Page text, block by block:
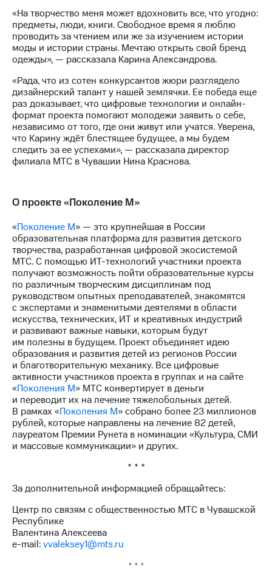
"МТС"
Собрания
акционеров
Личный
кабинет
Акционерный
капитал
Контроль
и
аудит
Рынок
акций
приобретения
выкупа
акций
Дивиденды
Рынок
облигаций
Описание
Еврооблигации-2023
Уведомление
о
погашении
именных
облигаций
Другое
Регистратор
Реквизиты
Контакты
развитие
деловая этика
«На творчество меня может вдохновить все, что угодно:
предметы, люди, книги. Свободное время я люблю
проводить за чтением или же за изучением истории
моды и истории страны. Мечтаю открыть свой бренд
одежды», — рассказала Карина Александрова.
«Рада, что из сотен конкурсантов жюри разглядело
дизайнерский талант у нашей землячки. Ее победа еще
раз доказывает, что цифровые технологии и онлайн-
формат проекта помогают молодежи заявить о себе,
независимо от того, где они живут или учатся. Уверена,
что Карину ждёт блестящее будущее, а мы будем
следить за ее успехами», — рассказала директор
филиала МТС в Чувашии Нина Краснова.
О проекте «Поколение М»
«Поколение М» — это крупнейшая в России
образовательная платформа для развития детского
творчества, разработанная цифровой экосистемой
МТС. С помощью ИТ-технологий участники проекта
получают возможность пойти образовательные курсы
по различным творческим дисциплинам под
руководством опытных преподавателей, знакомятся
с экспертами и знаменитыми деятелями в области
искусства, технических, ИТ и креативных индустрий
и развивают важные навыки, которым будут
им полезны в будущем. Проект объединяет идею
образования и развития детей из регионов России
и благотворительную механику. Все цифровые
активности участников проекта в группах и на сайте
«Поколения М» МТС конвертирует в деньги
и переводит их на лечение тяжелобольных детей.
В рамках «Поколения М» собрано более 23 миллионов
рублей, которые направлены на лечение 82 детей,
лауреатом Премии Рунета в номинации «Культура, СМИ
и массовые коммуникации» и других.
* * *
За дополнительной информацией обращайтесь:
Центр по связям с общественностью МТС в Чувашской
Республике
Валентина Алексеева
e-mail:vvaleksey1@mts.ru